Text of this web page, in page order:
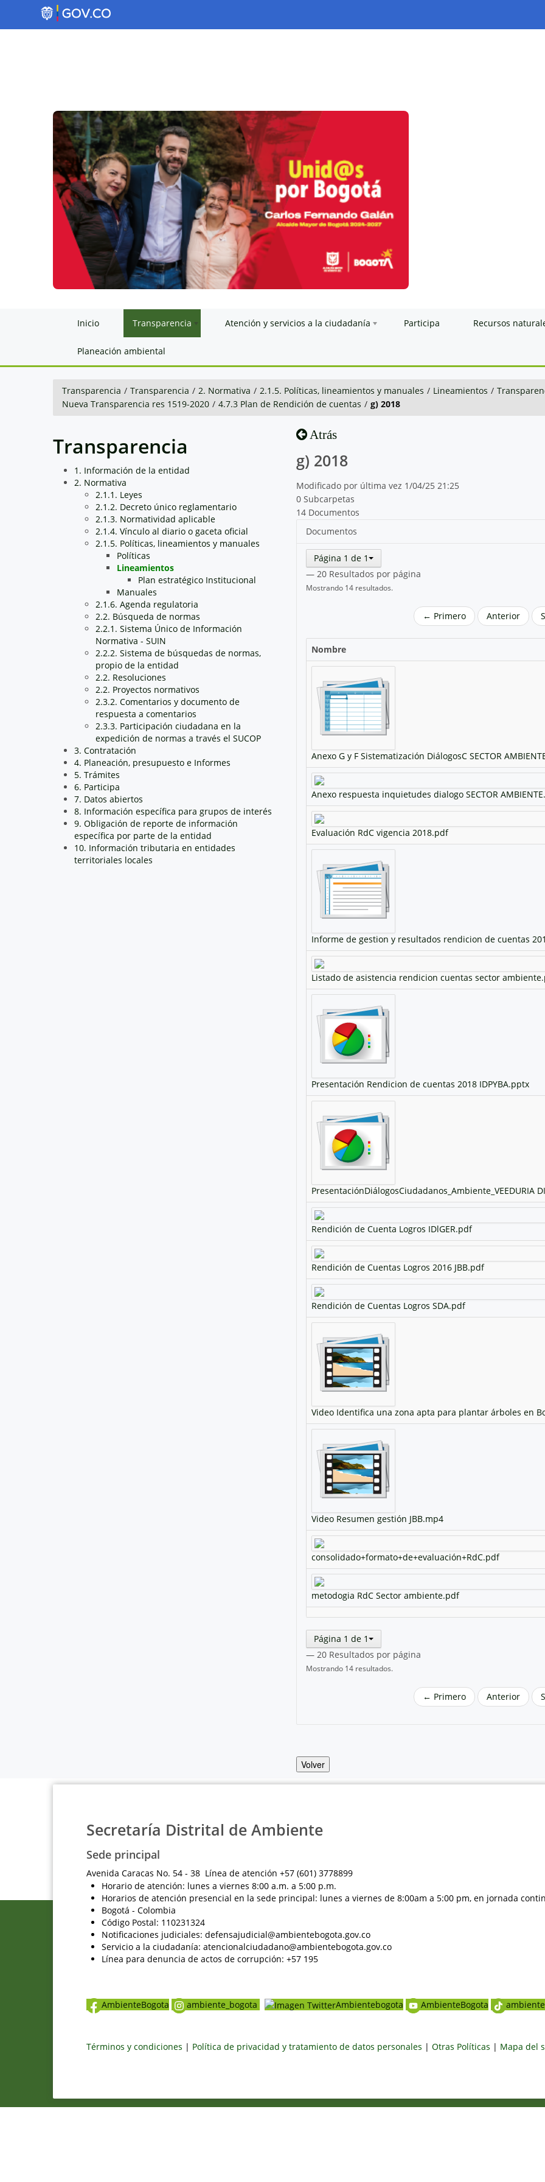
Inicio Transparencia Atención y servicios a la ciudadanía Participa Recursos
Planeación ambiental
Transparencia / Transparencia / 2. Normativa / 2.1.5. Políticas, lineamientos y manuales / Lineamientos /
Nueva Transparencia res 1519-2020 / 4.7.3 Plan de Rendición de cuentas / g) 2018
Transparencia
1. Información de la entidad
2. Normativa
2.1.1. Leyes
2.1.2. Decreto único reglamentario
2.1.3. Normatividad aplicable
2.1.4. Vínculo al diario o gaceta oficial
2.1.5. Políticas, lineamientos y manuales
Políticas
Lineamientos
Plan estratégico Institucional
Manuales
2.1.6. Agenda regulatoria
2.2. Búsqueda de normas
2.2.1. Sistema Único de Información
Normativa - SUIN
2.2.2. Sistema de búsquedas de normas,
propio de la entidad
2.2. Resoluciones
2.2. Proyectos normativos
2.3.2. Comentarios y documento de
respuesta a comentarios
2.3.3. Participación ciudadana en la
expedición de normas a través el SUCOP
3. Contratación
4. Planeación, presupuesto e Informes
5. Trámites
6. Participa
7. Datos abiertos
8. Información específica para grupos de interés
9. Obligación de reporte de información
específica por parte de la entidad
10. Información tributaria en entidades
territoriales locales
Atrás
g) 2018
Modificado por última vez 1/04/25 21:25
0 Subcarpetas
14 Documentos
Documentos
Página 1 de 1
— 20 Resultados por página
Mostrando 14 resultados.
← Primero Anterior
Nombre
Anexo G y F Sistematización DiálogosC SECTOR
Anexo respuesta inquietudes dialogo SECTOR
Evaluación RdC vigencia 2018.pdf
Informe de gestion y resultados rendicion de cuentas
Listado de asistencia rendicion cuentas sector
Presentación Rendicion de cuentas 2018 IDPYBA.pptx
PresentaciónDiálogosCiudadanos_Ambiente_VEEDURIA
Rendición de Cuenta Logros IDlGER.pdf
Rendición de Cuentas Logros 2016 JBB.pdf
Rendición de Cuentas Logros SDA.pdf
Video Identifica una zona apta para plantar árboles en
Video Resumen gestión JBB.mp4
consolidado+formato+de+evaluación+RdC.pdf
metodogia RdC Sector ambiente.pdf
Página 1 de 1
— 20 Resultados por página
Mostrando 14 resultados.
← Primero Anterior
Volver
Secretaría Distrital de Ambiente
Sede principal
Avenida Caracas No. 54 - 38 Línea de atención +57 (601) 3778899
Horario de atención: lunes a viernes 8:00 a.m. a 5:00 p.m.
Horarios de atención presencial en la sede principal: lunes a viernes de 8:00am a 5:00 pm, en jornada
Bogotá - Colombia
Código Postal: 110231324
Notificaciones judiciales: defensajudicial@ambientebogota.gov.co
Servicio a la ciudadanía: atencionalciudadano@ambientebogota.gov.co
Línea para denuncia de actos de corrupción: +57 195
AmbienteBogota ambiente_bogota Ambientebogota AmbienteBogota
Términos y condiciones | Política de privacidad y tratamiento de datos personales | Otras Políticas | Mapa del